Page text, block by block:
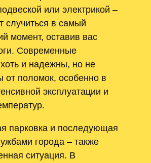
или электрикой –
случиться в самый
момент, оставив вас
Современные
и надежны, но не
от поломок, особенно в
эксплуатации и
парковка и последующая
города – также
ситуация. В